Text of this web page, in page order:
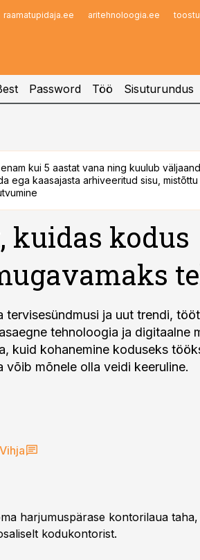
raamatupidaja.ee aritehnoloogia.ee
Password Töö Sisuturundus
kui 5 aastat vana ning kuulub
ega kaasajasta arhiveeritud sisu,
kuidas kodus
tervisesündmusi ja uut trendi,
tehnoloogia ja digitaalne
kuid kohanemine koduseks
võib mõnele olla veidi keeruline.
Vihja
harjumuspärase kontorilaua
kodukontorist.